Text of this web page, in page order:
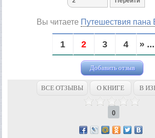
Вы читаете Путешествия пана
1 2 3 4 » ...
Добавить отзыв
ВСЕ ОТЗЫВЫ О КНИГЕ В
0